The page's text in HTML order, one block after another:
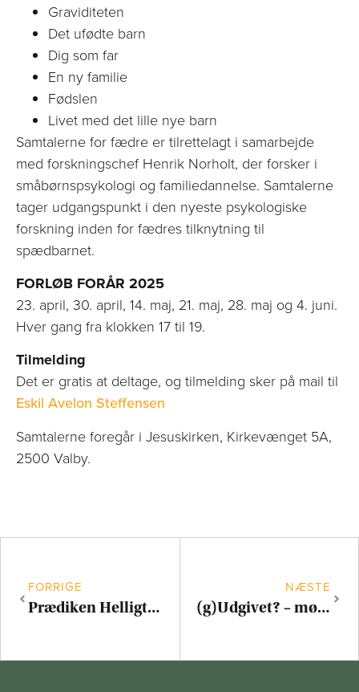
Graviditeten
Det ufødte barn
Dig som far
En ny familie
Fødslen
Livet med det lille nye barn
Samtalerne for fædre er tilrettelagt i samarbejde
med forskningschef Henrik Norholt, der forsker i
småbørnspsykologi og familiedannelse. Samtalerne
tager udgangspunkt i den nyeste psykologiske
forskning inden for fædres tilknytning til
spædbarnet.
FORLØB FORÅR 2025
23. april, 30. april, 14. maj, 21. maj, 28. maj og 4. juni.
Hver gang fra klokken 17 til 19.
Tilmelding
Det er gratis at deltage, og tilmelding sker på mail til
Eskil Avelon Steffensen
Samtalerne foregår i Jesuskirken, Kirkevænget 5A,
2500 Valby.
FORRIGE
Prædiken Helligtrekongers søndag
NÆSTE
(g)Udgivet? – mød Morten Pape til samtalesalon